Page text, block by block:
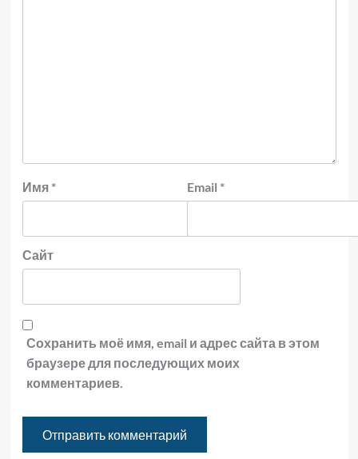
Имя * Email *
Сайт
Сохранить моё имя, email и адрес сайта в этом
браузере для последующих моих
комментариев.